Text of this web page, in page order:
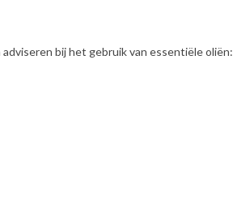
bij het gebruik van essentiële oliën: